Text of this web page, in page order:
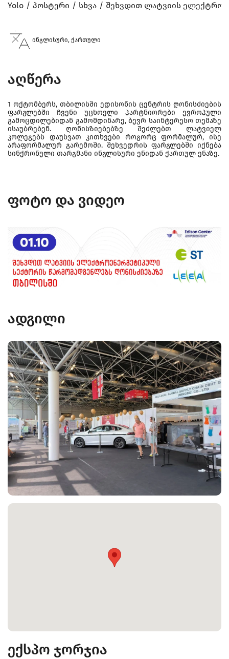
Yolo პოსტერი სხვა შეხვდით ლატვიის
ინგლისური, ქართული
აღწერა
1 ოქტომბერს, თბილისში ედისონის ცენტრის ღონისძიების
ფარგლებში ჩვენი უცხოელი პარტნიორები ევროპული
გამოცდილებიდან გამომდინარე, ბევრ საინტერესო თემაზე
ისაუბრებენ. ღონისზიებებზე შეძლებთ ლატვიელ
კოლეგებს დაუსვათ კითხვები როგორც ფორმალურ, ისე
არაფორმალურ გარემოში. შეხვედრის ფარგლებში იქნება
სინქრონული თარგმანი ინგლისური ენიდან ქართულ ენაზე.
ფოტო და ვიდეო
ადგილი
ექსპო ჯორჯია